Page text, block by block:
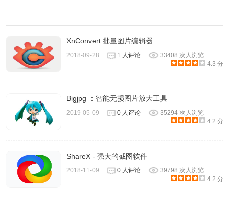
浏览器上找一张图片为例
XnConvert:批量图片编辑器
2018-09-28 1 人评论
33408 次人浏览
4.3 分
Bigjpg ：智能无损图片放大工具
2019-05-09 0 人评论
35294 次人浏览
4.2 分
ShareX - 强大的截图软件
2018-11-09 0 人评论
39798 次人浏览
4.2 分